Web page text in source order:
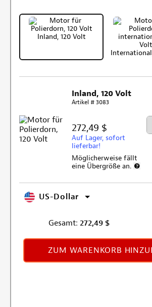
Inland, 120 Volt
Inland, 120 Volt
Artikel # 3083
272,49 $
Auf Lager, sofort
lieferbar!
Möglicherweise fällt
eine Übergröße an.
US-Dollar
Gesamt: 272,49 $
ZUM WARENKORB